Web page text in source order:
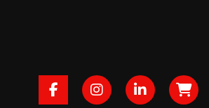
FacebookInstagram
LinkedInB2B